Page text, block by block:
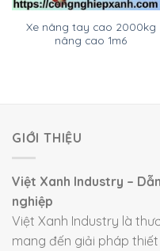
Xe nâng tay cao 2000kg
nâng cao 1m6
GIỚI THIỆU
Việt Xanh Industry –
nghiệp
Việt Xanh Industry là
mang đến giải pháp